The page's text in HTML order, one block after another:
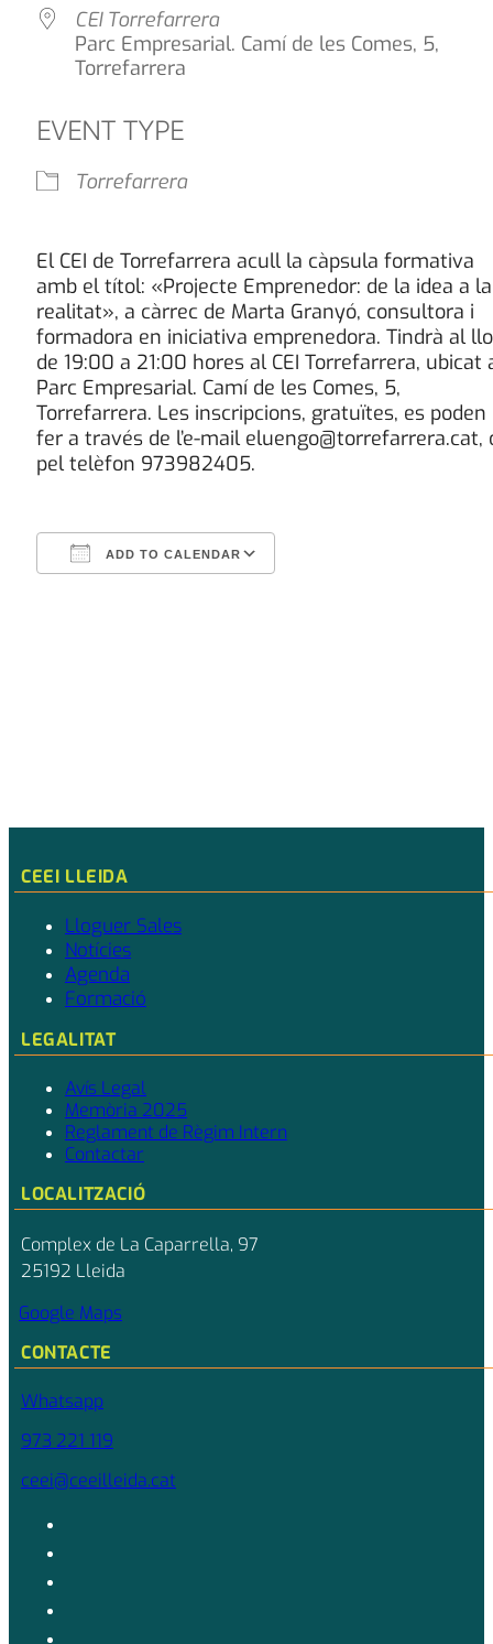
CEI Torrefarrera
Parc Empresarial. Camí de les Comes, 5,
Torrefarrera
EVENT TYPE
Torrefarrera
El CEI de Torrefarrera acull la càpsula formativa
amb el títol: «Projecte Emprenedor: de la idea a la
realitat», a càrrec de Marta Granyó, consultora i
formadora en iniciativa emprenedora. Tindrà al
de 19:00 a 21:00 hores al CEI Torrefarrera, ubicat
Parc Empresarial. Camí de les Comes, 5,
Torrefarrera. Les inscripcions, gratuïtes, es poden
fer a través de l’e-mail eluengo@torrefarrera.cat,
pel telèfon 973982405.
ADD TO CALENDAR
CEEI LLEIDA
Lloguer Sales
Notícies
Agenda
Formació
LEGALITAT
Avís Legal
Memòria 2025
Reglament de Règim Intern
Contactar
LOCALITZACIÓ
Complex de La Caparrella, 97
25192 Lleida
Google Maps
CONTACTE
Whatsapp
973 221 119
ceei@ceeilleida.cat